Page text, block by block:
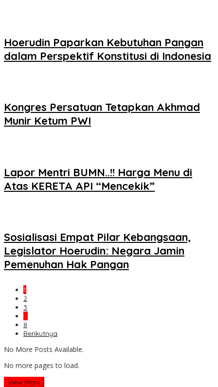
Hoerudin Paparkan Kebutuhan Pangan
dalam Perspektif Konstitusi di Indonesia
Kongres Persatuan Tetapkan Akhmad
Munir Ketum PWI
Lapor Mentri BUMN..!! Harga Menu di
Atas KERETA API “Mencekik”
Sosialisasi Empat Pilar Kebangsaan,
Legislator Hoerudin: Negara Jamin
Pemenuhan Hak Pangan
1
2
3
…
8
Berikutnya
No More Posts Available.
No more pages to load.
View More